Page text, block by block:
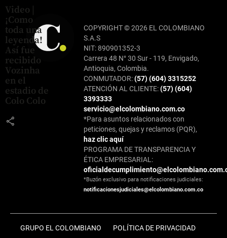
Video |
¡Como
toda una
leyenda!
Así fue
recibido
Vozinha
en el
estadio de
Colo Colo
share
COPYRIGHT © 2026 EL COLOMBIANO
S.A.S
NIT: 890901352-3
Carrera 48 N° 30 Sur - 119, Envigado,
Antioquia, Colombia.
CONMUTADOR:(57) (604) 3315252
ATENCIÓN AL CLIENTE:(57) (604)
3393333
servicio@elcolombiano.com.co
*Para asuntos relacionados con
peticiones, quejas y reclamos (PQR),
haz clic aquí
PROGRAMA DE TRANSPARENCIA Y
ÉTICA EMPRESARIAL:
*Buzón exclusivo para notificaciones judiciales:
notificacionesjudiciales@elcolombiano.com.co
GRUPO EL COLOMBIANO POLÍTICA DE PRIVACIDAD